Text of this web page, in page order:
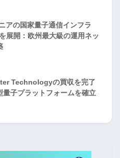
アの国家量子通信インフラ
展開：欧州最大級の運用ネッ
Technologyの買収を完了
量子プラットフォームを確立